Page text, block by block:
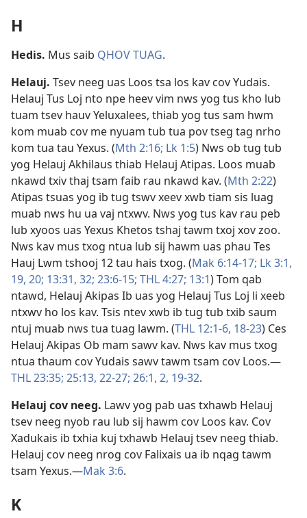
H
Hedis. Mus saib QHOV TUAG.
Helauj. Tsev neeg uas Loos tsa los kav cov Yudais.
Helauj Tus Loj nto npe heev vim nws yog tus kho lub
tuam tsev hauv Yeluxalees, thiab yog tus sam hwm
kom muab cov me nyuam tub tua pov tseg tag nrho
kom tua tau Yexus. (Mth 2:16; Lk 1:5) Nws ob tug tub
yog Helauj Akhilaus thiab Helauj Atipas. Loos muab
nkawd txiv thaj tsam faib rau nkawd kav. (Mth 2:22)
Atipas tsuas yog ib tug tswv xeev xwb tiam sis luag
muab nws hu ua vaj ntxwv. Nws yog tus kav rau peb
lub xyoos uas Yexus Khetos tshaj tawm txoj xov zoo.
Nws kav mus txog ntua lub sij hawm uas phau Tes
Hauj Lwm tshooj 12 tau hais txog. (Mak 6:14-17; Lk 3:1,
19, 20; 13:31, 32; 23:6-15; THL 4:27; 13:1) Tom qab
ntawd, Helauj Akipas Ib uas yog Helauj Tus Loj li xeeb
ntxwv ho los kav. Tsis ntev xwb ib tug tub txib saum
ntuj muab nws tua tuag lawm. (THL 12:1-6, 18-23) Ces
Helauj Akipas Ob mam sawv kav. Nws kav mus txog
ntua thaum cov Yudais sawv tawm tsam cov Loos.​—
THL 23:35; 25:13, 22-27; 26:1, 2, 19-32.
Helauj cov neeg. Lawv yog pab uas txhawb Helauj
tsev neeg nyob rau lub sij hawm cov Loos kav. Cov
Xadukais ib txhia kuj txhawb Helauj tsev neeg thiab.
Helauj cov neeg nrog cov Falixais ua ib nqag tawm
tsam Yexus.​—Mak 3:6.
K